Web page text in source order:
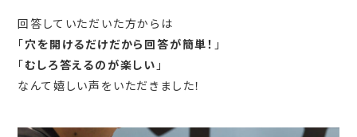
回答していただいた方からは
「穴を開けるだけだから回答が簡単！ 」
「むしろ答えるのが楽しい 」
なんて嬉しい声をいただきました！